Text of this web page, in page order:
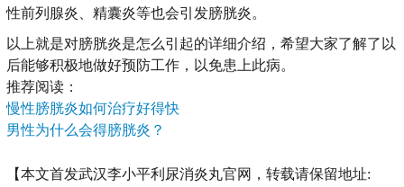
性前列腺炎、精囊炎等也会引发膀胱炎。
以上就是对膀胱炎是怎么引起的详细介绍，希望大家了解了以
后能够积极地做好预防工作，以免患上此病。
推荐阅读：
慢性膀胱炎如何治疗好得快
男性为什么会得膀胱炎？
【本文首发武汉李小平利尿消炎丸官网，转载请保留地址: